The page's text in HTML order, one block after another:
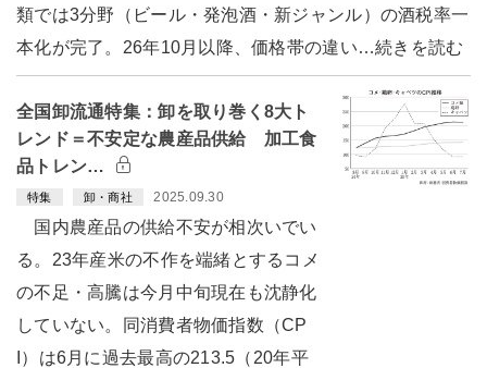
類では3分野（ビール・発泡酒・新ジャンル）の酒税率一
本化が完了。26年10月以降、価格帯の違い…続きを読む
全国卸流通特集：卸を取り巻く8大ト
レンド＝不安定な農産品供給 加工食
品トレン…
特集 卸・商社 2025.09.30
国内農産品の供給不安が相次いでい
る。23年産米の不作を端緒とするコメ
の不足・高騰は今月中旬現在も沈静化
していない。同消費者物価指数（CP
I）は6月に過去最高の213.5（20年平